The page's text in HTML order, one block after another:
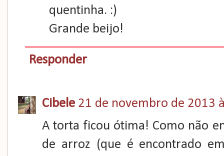
quentinha. :)
Grande beijo!
Responder
Cibele 21 de novembro de 2013
A torta ficou ótima! Como não
de arroz (que é encontrado